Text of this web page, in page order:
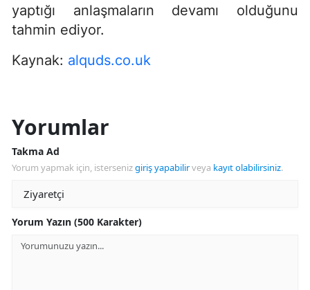
yaptığı anlaşmaların devamı olduğunu
tahmin ediyor.
Kaynak: alquds.co.uk
Yorumlar
Takma Ad
Yorum yapmak için, istersenizgiriş yapabilirveya kayıt olabilirsiniz.
Yorum Yazın (500 Karakter)